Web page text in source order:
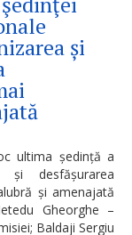
și
ultima ședință a
și desfășurarea
și amenajată
Gheorghe –
Baldaji Sergiu